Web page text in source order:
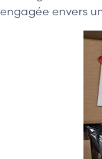
engagée envers